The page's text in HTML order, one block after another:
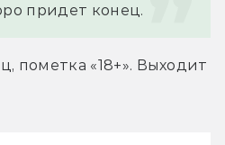
придет конец.
пометка «18+». Выходит